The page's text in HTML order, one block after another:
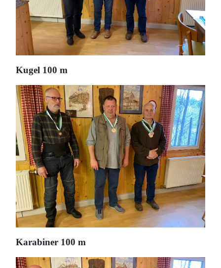
Kugel 100 m
Karabiner 100 m